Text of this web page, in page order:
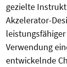
gezielte
Akzelerator-
Verwendung
entwickelnde